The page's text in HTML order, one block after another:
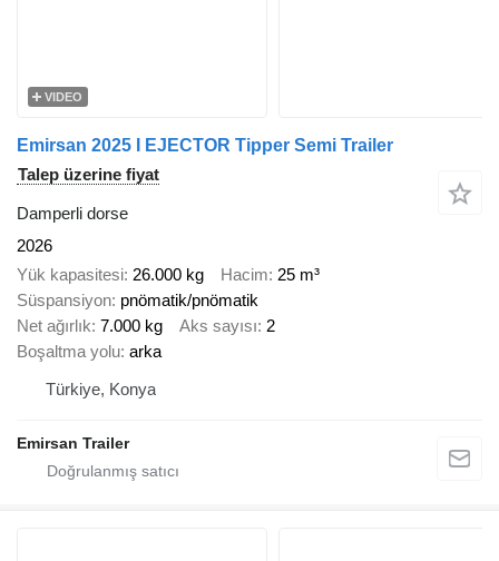
VIDEO
Emirsan 2025 I EJECTOR Tipper Semi Trailer
Talep üzerine fiyat
Damperli dorse
2026
Yük kapasitesi 26.000 kg Hacim 25 m³
Süspansiyon pnömatik/pnömatik
Net ağırlık 7.000 kg Aks sayısı 2
Boşaltma yolu arka
Türkiye, Konya
Emirsan Trailer